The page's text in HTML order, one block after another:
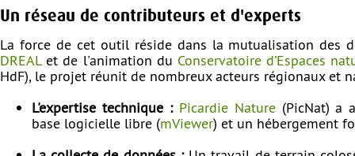
Un réseau de contributeurs et d'experts
La force de cet outil réside dans la mutualisation des
DREALet de l'animation du Conservatoire d’Espaces
HdF), le projet réunit de nombreux acteurs régionaux et
L'expertise technique : Picardie Nature(PicNat) a
base logicielle libre (mViewer) et un hébergement